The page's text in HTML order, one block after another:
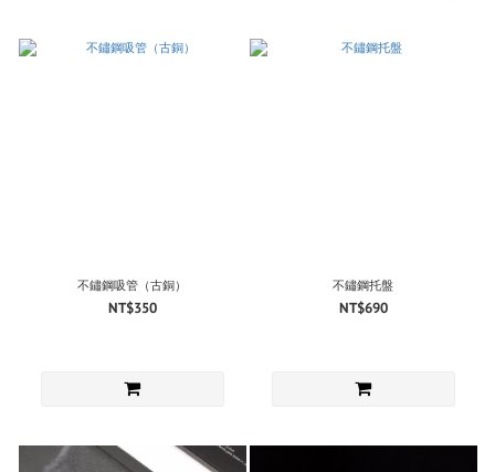
不鏽鋼吸管（古銅）
NT$350
不鏽鋼托盤
NT$690